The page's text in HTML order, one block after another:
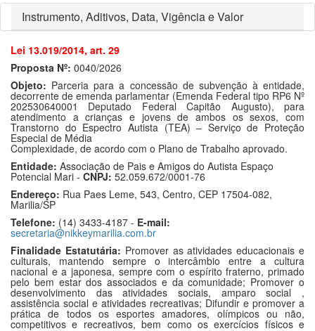
Instrumento, Aditivos, Data, Vigência e Valor
Lei 13.019/2014, art. 29
Proposta Nº: 0040/2026
Objeto: Parceria para a concessão de subvenção à entidade,
decorrente de emenda parlamentar (Emenda Federal tipo RP6 Nº
202530640001 Deputado Federal Capitão Augusto), para
atendimento a crianças e jovens de ambos os sexos, com
Transtorno do Espectro Autista (TEA) – Serviço de Proteção
Especial de Média
Complexidade, de acordo com o Plano de Trabalho aprovado.
Entidade: Associação de Pais e Amigos do Autista Espaço
Potencial Mari - CNPJ: 52.059.672/0001-76
Endereço: Rua Paes Leme, 543, Centro, CEP 17504-082,
Marilia/SP
Telefone: (14) 3433-4187 - E-mail:
secretaria@nikkeymarilia.com.br
Finalidade Estatutária: Promover as atividades educacionais e
culturais, mantendo sempre o intercâmbio entre a cultura
nacional e a japonesa, sempre com o espírito fraterno, primado
pelo bem estar dos associados e da comunidade; Promover o
desenvolvimento das atividades sociais, amparo social ,
assistência social e atividades recreativas; Difundir e promover a
prática de todos os esportes amadores, olímpicos ou não,
competitivos e recreativos, bem como os exercícios físicos e